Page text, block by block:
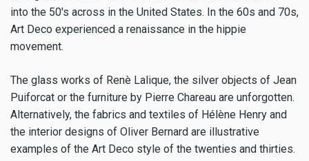
into the 50's across in the United States. In the 60s and 70s,
Art Deco experienced a renaissance in the hippie
movement.
The glass works of Renè Lalique, the silver objects of Jean
Puiforcat or the furniture by Pierre Chareau are unforgotten.
Alternatively, the fabrics and textiles of Hélène Henry and
the interior designs of Oliver Bernard are illustrative
examples of the Art Deco style of the twenties and thirties.